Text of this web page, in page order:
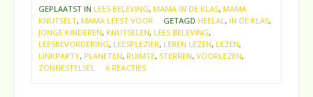
GEPLAATST IN LEES BELEVING, MAMA IN DE KLAS, MAMA
KNUTSELT, MAMA LEEST VOOR GETAGD HEELAL, IN DE KLAS,
JONGE KINDEREN, KNUTSELEN, LEES BELEVING,
LEESBEVORDERING, LEESPLEZIER, LEREN LEZEN, LEZEN,
LINKPARTY, PLANETEN, RUIMTE, STERREN, VOORLEZEN,
ZONNESTELSEL
6 REACTIES